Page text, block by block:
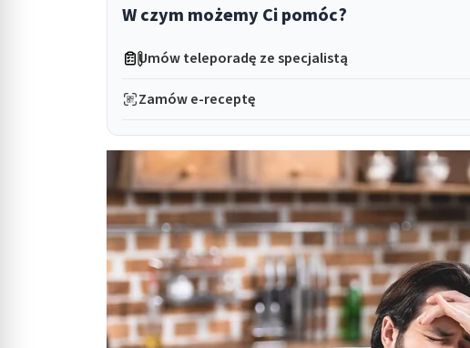
W czym możemy Ci pomóc?
Umów teleporadę ze specjalistą
Zamów e-receptę